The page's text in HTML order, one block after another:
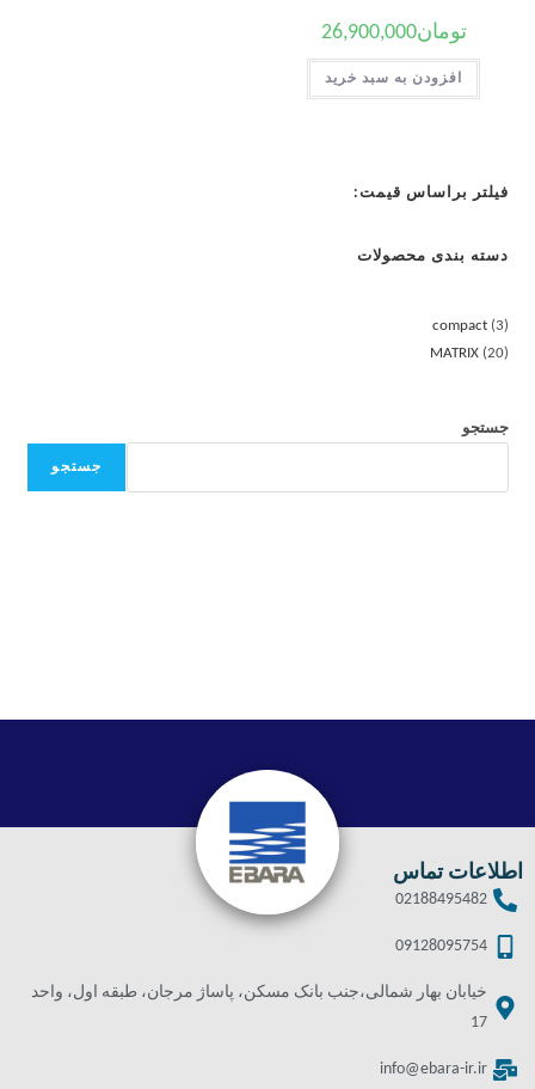
تومان26,900,000
افزودن به سبد خرید
فیلتر براساس قیمت:
دسته بندی محصولات
compact 3
MATRIX 20
جستجو
جستجو
اطلاعات تماس
02188495482
09128095754
خیابان بهار شمالی،جنب بانک مسکن، پاساژ مرجان، طبقه اول، واحد
17
info@ebara-ir.ir